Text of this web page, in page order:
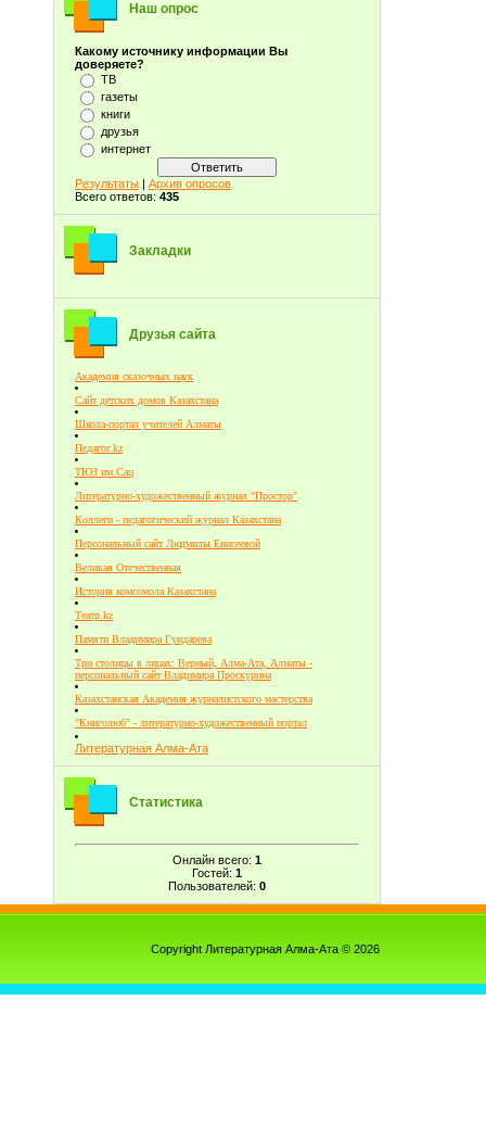
Наш опрос
Какому источнику информации Вы
доверяете?
ТВ
газеты
книги
друзья
интернет
Результаты | Архив опросов
Всего ответов: 435
Закладки
Друзья сайта
Академия сказочных наук
Сайт детских домов Казахстана
Школа-портал учителей Алматы
Педагог.kz
ТЮЗ им.Сац
Литературно-художественный журнал "Простор"
Коллеги - педагогический журнал Казахстана
Персональный сайт Людмилы Енисеевой
Великая Отечественная
История комсомола Казахстана
Театр.kz
Памяти Владимира Гундарева
Три столицы в лицах: Верный, Алма-Ата, Алматы -
персональный сайт Владимира Проскурина
Казахстанская Академия журналистского мастерства
"Книголюб" - литературно-художественный портал
Литературная Алма-Ата
Статистика
Онлайн всего: 1
Гостей: 1
Пользователей: 0
Copyright Литературная Алма-Ата © 2026